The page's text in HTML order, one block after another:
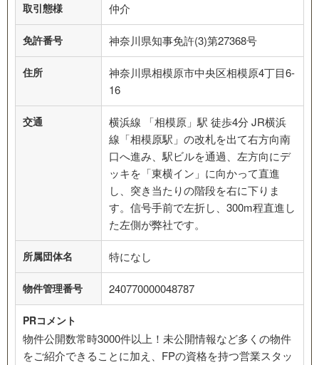
取引態様 仲介
免許番号 神奈川県知事免許(3)第27368号
住所
神奈川県相模原市中央区相模原4丁目6-
16
交通
横浜線 「相模原」駅 徒歩4分 JR横浜
線「相模原駅」の改札を出て右方向南
口へ進み、駅ビルを通過、左方向にデ
ッキを「東横イン」に向かって直進
し、突き当たりの階段を右に下りま
す。信号手前で左折し、300m程直進し
た左側が弊社です。
所属団体名 特になし
物件管理番号 240770000048787
PRコメント
物件公開数常時3000件以上！未公開情報など多くの物件
をご紹介できることに加え、FPの資格を持つ営業スタッ